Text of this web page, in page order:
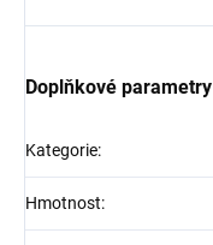
Doplňkové parametry
Kategorie:
Hmotnost: